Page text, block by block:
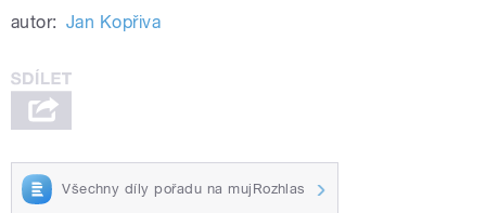
autor: Jan Kopřiva
Všechny díly pořadu na mujRozhlas